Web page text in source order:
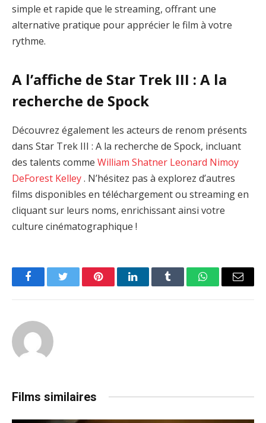
simple et rapide que le streaming, offrant une
alternative pratique pour apprécier le film à votre
rythme.
A l’affiche de Star Trek III : A la
recherche de Spock
Découvrez également les acteurs de renom présents
dans Star Trek III : A la recherche de Spock, incluant
des talents comme William Shatner Leonard Nimoy
DeForest Kelley. N’hésitez pas à explorez d’autres
films disponibles en téléchargement ou streaming en
cliquant sur leurs noms, enrichissant ainsi votre
culture cinématographique !
FacebookTwitter PinterestLinkedInTumblr WhatsAppEmail
Films similaires